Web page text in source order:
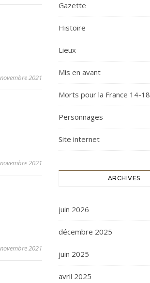
2021
2021
2021
Gazette
Histoire
Lieux
Mis en avant
Morts pour la France 14-18
Personnages
Site internet
ARCHIVES
juin 2026
décembre 2025
juin 2025
avril 2025